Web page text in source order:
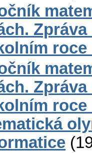
roce
roce
(